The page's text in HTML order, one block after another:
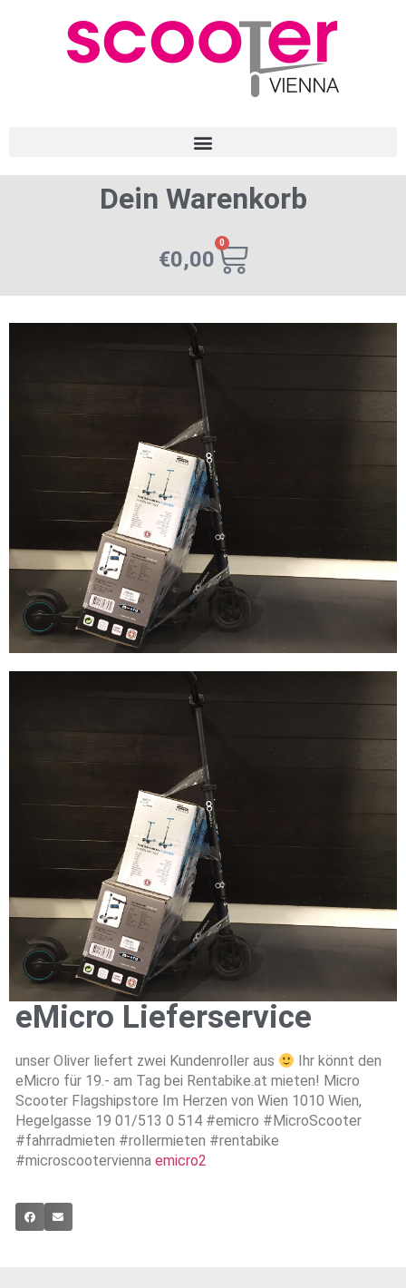
Dein Warenkorb
€0,00
0
eMicro Lieferservice
unser Oliver liefert zwei Kundenroller aus
Ihr könnt den
eMicro für 19.- am Tag bei Rentabike.at mieten! Micro
Scooter Flagshipstore Im Herzen von Wien 1010 Wien,
Hegelgasse 19 01/513 0 514 #emicro #MicroScooter
#fahrradmieten #rollermieten #rentabike
#microscootervienna emicro2